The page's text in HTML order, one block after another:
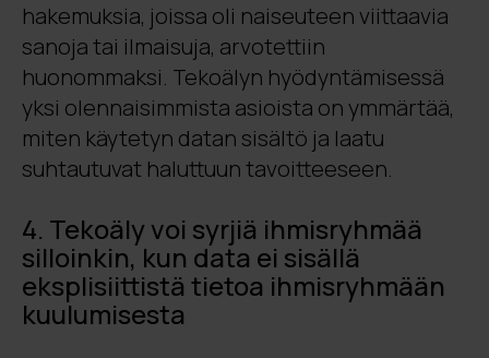
hakemuksia, joissa oli naiseuteen viittaavia
sanoja tai ilmaisuja, arvotettiin
huonommaksi. Tekoälyn hyödyntämisessä
yksi olennaisimmista asioista on ymmärtää,
miten käytetyn datan sisältö ja laatu
suhtautuvat haluttuun tavoitteeseen.
4. Tekoäly voi syrjiä ihmisryhmää
silloinkin, kun data ei sisällä
eksplisiittistä tietoa ihmisryhmään
kuulumisesta